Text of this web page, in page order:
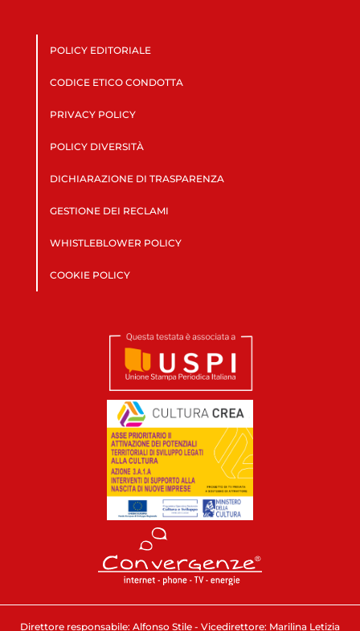
POLICY EDITORIALE
CODICE ETICO CONDOTTA
PRIVACY POLICY
POLICY DIVERSITÀ
DICHIARAZIONE DI TRASPARENZA
GESTIONE DEI RECLAMI
WHISTLEBLOWER POLICY
COOKIE POLICY
Direttore responsabile: Alfonso Stile - Vicedirettore: Marilina Letizia